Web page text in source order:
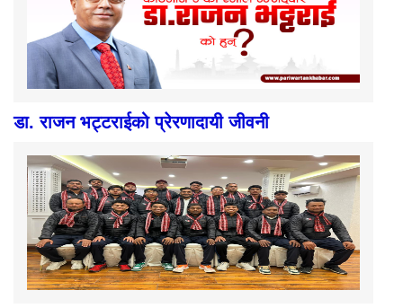
डा. राजन भट्टराईको प्रेरणादायी जीवनी